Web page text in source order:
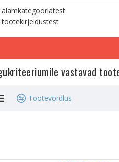
alamkategooriatest
tootekirjeldustest
vastavad
Tootevõrdlus